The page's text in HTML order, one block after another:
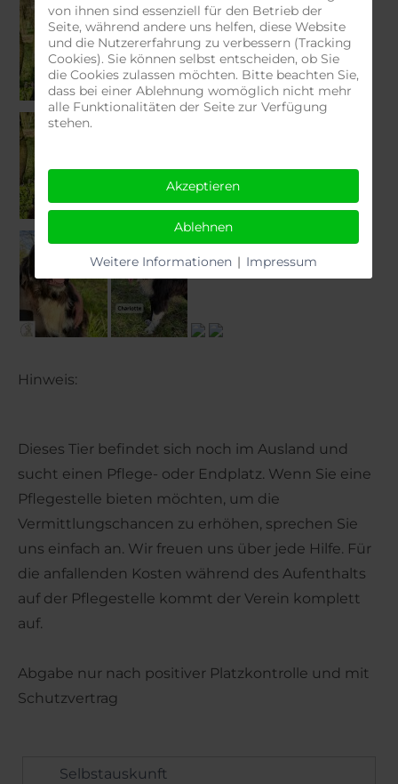
Hinweis:
Dieses Tier befindet sich noch im Ausland und
sucht einen Pflege- oder Endplatz. Wenn Sie eine
Pflegestelle bieten möchten, um die
Vermittlungschancen zu erhöhen, sprechen Sie
uns einfach an. Wir freuen uns über jede Hilfe. Für
die anfallenden Kosten während des Aufenthalts
auf der Pflegestelle kommt der Verein komplett
auf.
Abgabe nur nach positiver Platzkontrolle und mit
Schutzvertrag
Selbstauskunft
von ihnen sind essenziell für den Betrieb der
Seite, während andere uns helfen, diese Website
und die Nutzererfahrung zu verbessern (Tracking
Cookies). Sie können selbst entscheiden, ob Sie
die Cookies zulassen möchten. Bitte beachten Sie,
dass bei einer Ablehnung womöglich nicht mehr
alle Funktionalitäten der Seite zur Verfügung
stehen.
Akzeptieren
Ablehnen
Weitere Informationen | Impressum